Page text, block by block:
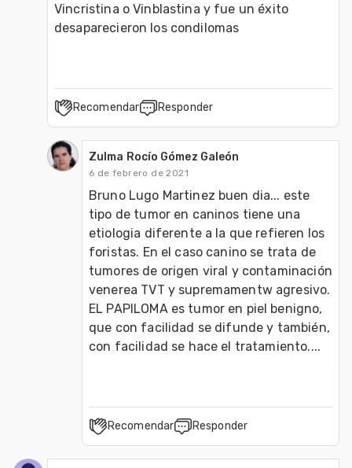
Vincristina o Vinblastina y fue un éxito
desaparecieron los condilomas
Recomendar Responder
Zulma Rocío Gómez Galeón
6 de febrero de 2021
Bruno Lugo Martinez buen dia... este
tipo de tumor en caninos tiene una
etiologia diferente a la que refieren los
foristas. En el caso canino se trata de
tumores de origen viral y contaminación
venerea TVT y supremamentw agresivo.
EL PAPILOMA es tumor en piel benigno,
que con facilidad se difunde y también,
con facilidad se hace el tratamiento....
Recomendar Responder